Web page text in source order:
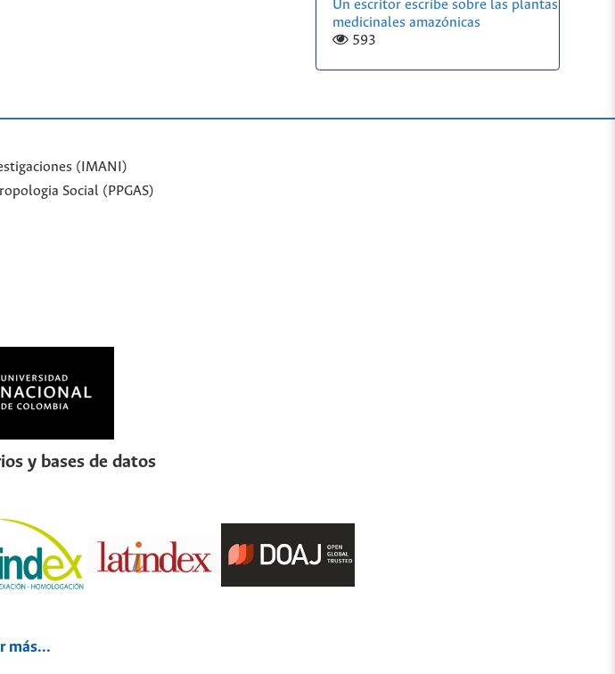
Un escritor escribe sobre las plantas
medicinales amazónicas
593
(IMANI)
Social (PPGAS)
y bases de datos
más...